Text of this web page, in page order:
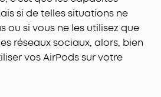
si de telles situations ne
ou si vous ne les utilisez que
réseaux sociaux, alors, bien
vos AirPods sur votre